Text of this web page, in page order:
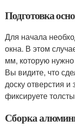
Подготовка
Для начала
окна. В этом
мм, которую
Вы видите, что
доску отверстия и
фиксируете
Сборка